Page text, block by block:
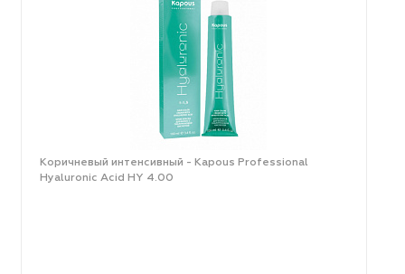
Коричневый интенсивный - Kapous Professional
Hyaluronic Acid HY 4.00